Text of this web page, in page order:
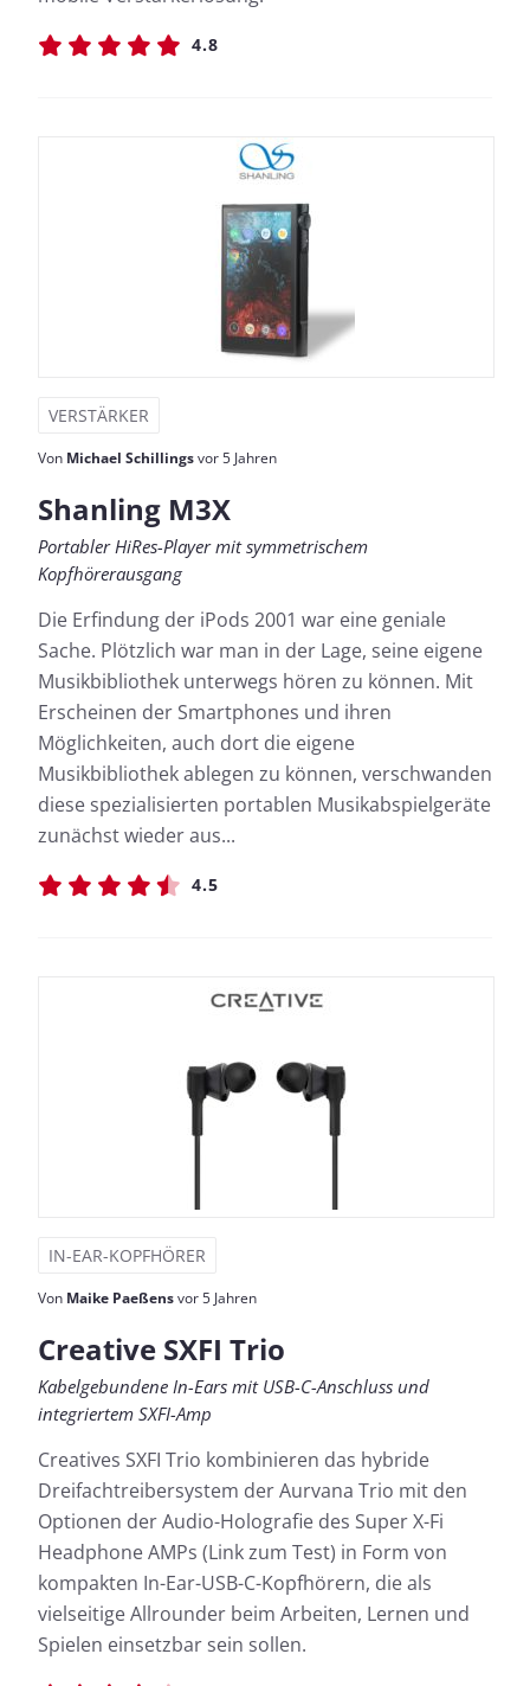
4.8
VERSTÄRKER
Von Michael Schillingsvor 5 Jahren
Shanling M3X
Portabler HiRes-Player mit symmetrischem
Kopfhörerausgang
Die Erfindung der iPods 2001 war eine geniale
Sache. Plötzlich war man in der Lage, seine eigene
Musikbibliothek unterwegs hören zu können. Mit
Erscheinen der Smartphones und ihren
Möglichkeiten, auch dort die eigene
Musikbibliothek ablegen zu können, verschwanden
diese spezialisierten portablen Musikabspielgeräte
zunächst wieder aus...
4.5
IN-EAR-KOPFHÖRER
Von Maike Paeßensvor 5 Jahren
Creative SXFI Trio
Kabelgebundene In-Ears mit USB-C-Anschluss und
integriertem SXFI-Amp
Creatives SXFI Trio kombinieren das hybride
Dreifachtreibersystem der Aurvana Trio mit den
Optionen der Audio-Holografie des Super X-Fi
Headphone AMPs (Link zum Test) in Form von
kompakten In-Ear-USB-C-Kopfhörern, die als
vielseitige Allrounder beim Arbeiten, Lernen und
Spielen einsetzbar sein sollen.